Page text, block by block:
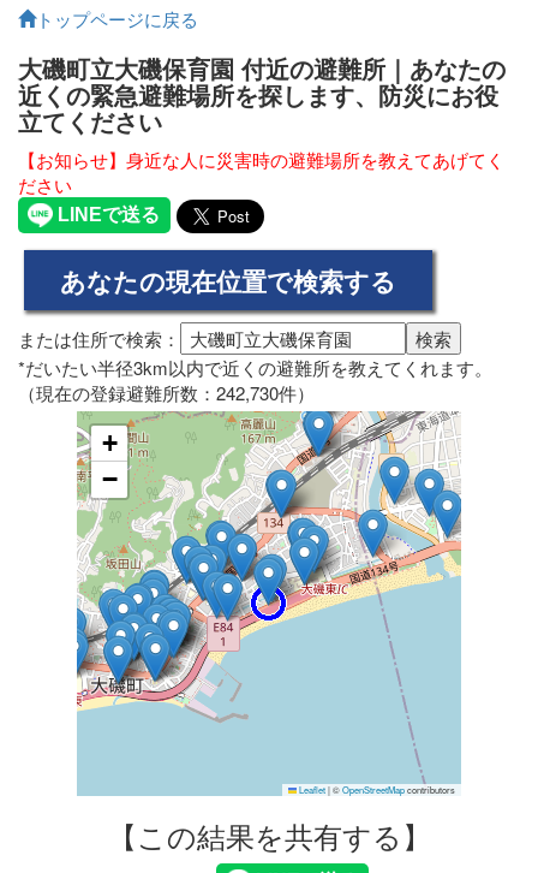
トップページに戻る
大磯町立大磯保育園 付近の避難所｜あなたの
近くの緊急避難場所を探します、防災にお役
立てください
【お知らせ】身近な人に災害時の避難場所を教えてあげてく
ださい
または住所で検索：
*だいたい半径3km以内で近くの避難所を教えてくれます。
（現在の登録避難所数：242,730件）
+
−
Leaflet|©OpenStreetMapcontributors
【この結果を共有する】